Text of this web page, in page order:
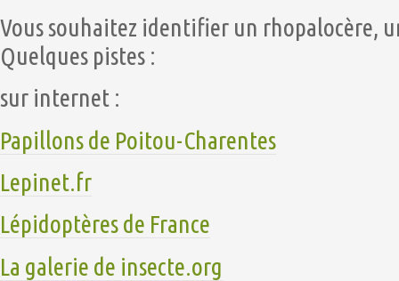
Vous souhaitez identifier un rhopalocère,
Quelques pistes :
sur internet :
Papillons de Poitou-Charentes
Lepinet.fr
Lépidoptères de France
La galerie de insecte.org